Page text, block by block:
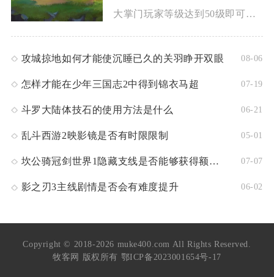
大掌门玩家等级达到50级即可解锁完整的出金操作权限，正式开启...
攻城掠地如何才能使沉睡已久的关羽睁开双眼 08-06
怎样才能在少年三国志2中得到锦衣马超 07-19
斗罗大陆体技石的使用方法是什么 06-21
乱斗西游2映影镜是否有时限限制 05-01
坎公骑冠剑世界1隐藏支线是否能够获得额外奖励 07-07
影之刃3主线剧情是否会有难度提升 06-02
Copyright © 2018-2026 muke400.com All Rights Reserved.
牧客网 版权所有 鄂ICP备2023001654号-17